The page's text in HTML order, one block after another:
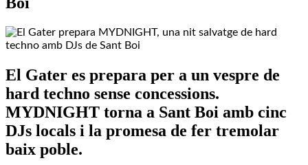
El Gater es prepara per a un vespre de
hard techno sense concessions.
MYDNIGHT torna a Sant Boi amb cinc
DJs locals i la promesa de fer tremolar
baix poble.